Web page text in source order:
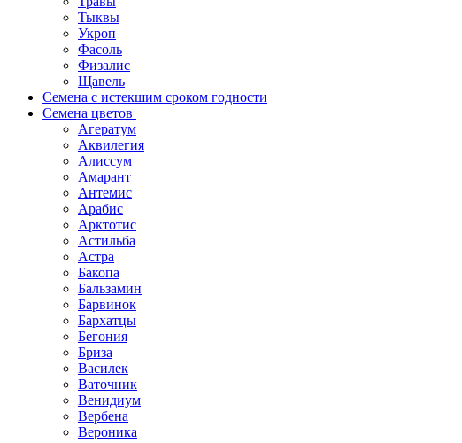
Тыквы
Укроп
Фасоль
Физалис
Щавель
Семена с истекшим сроком годности
Семена цветов
Агератум
Аквилегия
Алиссум
Амарант
Антемис
Арабис
Арктотис
Астильба
Астра
Бакопа
Бальзамин
Барвинок
Бархатцы
Бегония
Бриза
Василек
Ваточник
Венидиум
Вербена
Вероника